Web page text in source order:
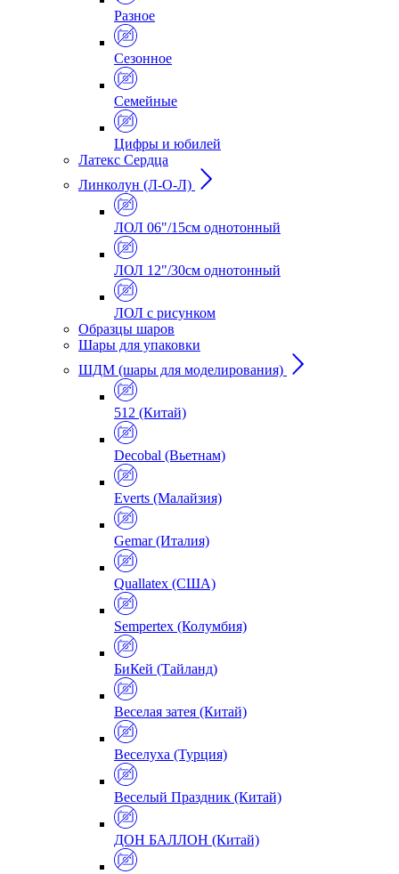
Разное
Сезонное
Семейные
Цифры и юбилей
Латекс Сердца
Линколун (Л-О-Л)
ЛОЛ 06"/15см однотонный
ЛОЛ 12"/30см однотонный
ЛОЛ с рисунком
Образцы шаров
Шары для упаковки
ШДМ (шары для моделирования)
512 (Китай)
Decobal (Вьетнам)
Everts (Малайзия)
Gemar (Италия)
Quallatex (США)
Sempertex (Колумбия)
БиКей (Тайланд)
Веселая затея (Китай)
Веселуха (Турция)
Веселый Праздник (Китай)
ДОН БАЛЛОН (Китай)